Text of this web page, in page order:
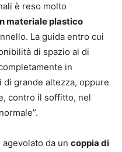
è reso molto
materiale plastico
La guida entro cui
di spazio al di
in
grande altezza, oppure
contro il soffitto, nel
da un coppia di